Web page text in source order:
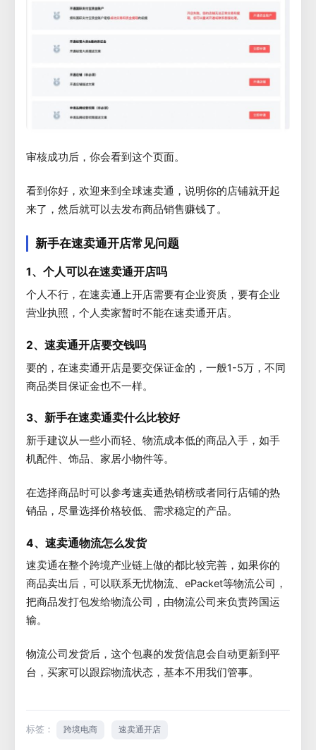
审核成功后，你会看到这个页面。
看到你好，欢迎来到全球速卖通，说明你的店铺就开起
来了，然后就可以去发布商品销售赚钱了。
新手在速卖通开店常见问题
1、个人可以在速卖通开店吗
个人不行，在速卖通上开店需要有企业资质，要有企业
营业执照，个人卖家暂时不能在速卖通开店。
2、速卖通开店要交钱吗
要的，在速卖通开店是要交保证金的，一般1-5万，不同
商品类目保证金也不一样。
3、新手在速卖通卖什么比较好
新手建议从一些小而轻、物流成本低的商品入手，如手
机配件、饰品、家居小物件等。
在选择商品时可以参考速卖通热销榜或者同行店铺的热
销品，尽量选择价格较低、需求稳定的产品。
4、速卖通物流怎么发货
速卖通在整个跨境产业链上做的都比较完善，如果你的
商品卖出后，可以联系无忧物流、ePacket等物流公司，
把商品发打包发给物流公司，由物流公司来负责跨国运
输。
物流公司发货后，这个包裹的发货信息会自动更新到平
台，买家可以跟踪物流状态，基本不用我们管事。
标签： 跨境电商 速卖通开店